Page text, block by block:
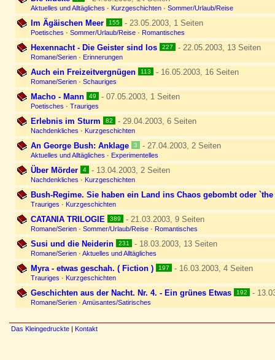
Aktuelles und Alltägliches · Kurzgeschichten · Sommer/Urlaub/Reise
Im Ägäischen Meer 155 - 23.05.2003, 1 Seiten
Poetisches · Sommer/Urlaub/Reise · Romantisches
Hexennacht - Die Geister sind los 227 - 22.05.2003, 13 Seiten
Romane/Serien · Erinnerungen
Auch ein Freizeitvergnügen 113 - 16.05.2003, 16 Seiten
Romane/Serien · Schauriges
Macho - Mann 49 - 07.05.2003, 1 Seiten
Poetisches · Trauriges
Erlebnis im Sturm 82 - 29.04.2003, 6 Seiten
Nachdenkliches · Kurzgeschichten
An George Bush: Anklage 3 - 27.04.2003, 2 Seiten
Aktuelles und Alltägliches · Experimentelles
Über Mörder 4 - 13.04.2003, 2 Seiten
Nachdenkliches · Kurzgeschichten
Bush-Regime. Sie haben ein Land ins Chaos gebombt oder
Trauriges · Kurzgeschichten
CATANIA TRILOGIE 389 - 21.03.2003, 9 Seiten
Romane/Serien · Sommer/Urlaub/Reise · Romantisches
Susi und die Neiderin 231 - 18.03.2003, 13 Seiten
Romane/Serien · Aktuelles und Alltägliches
Myra - etwas geschah. ( Fiction ) 197 - 16.03.2003, 4 Seiten
Trauriges · Kurzgeschichten
Geschichten aus der Nacht. Nr. 4. - Ein grünes Etwas 192 -
Romane/Serien · Amüsantes/Satirisches
Das Kleingedruckte | Kontakt